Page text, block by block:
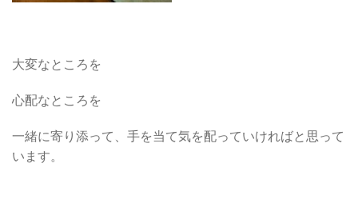
大変なところを
心配なところを
一緒に寄り添って、手を当て気を配っていければと思って
います。